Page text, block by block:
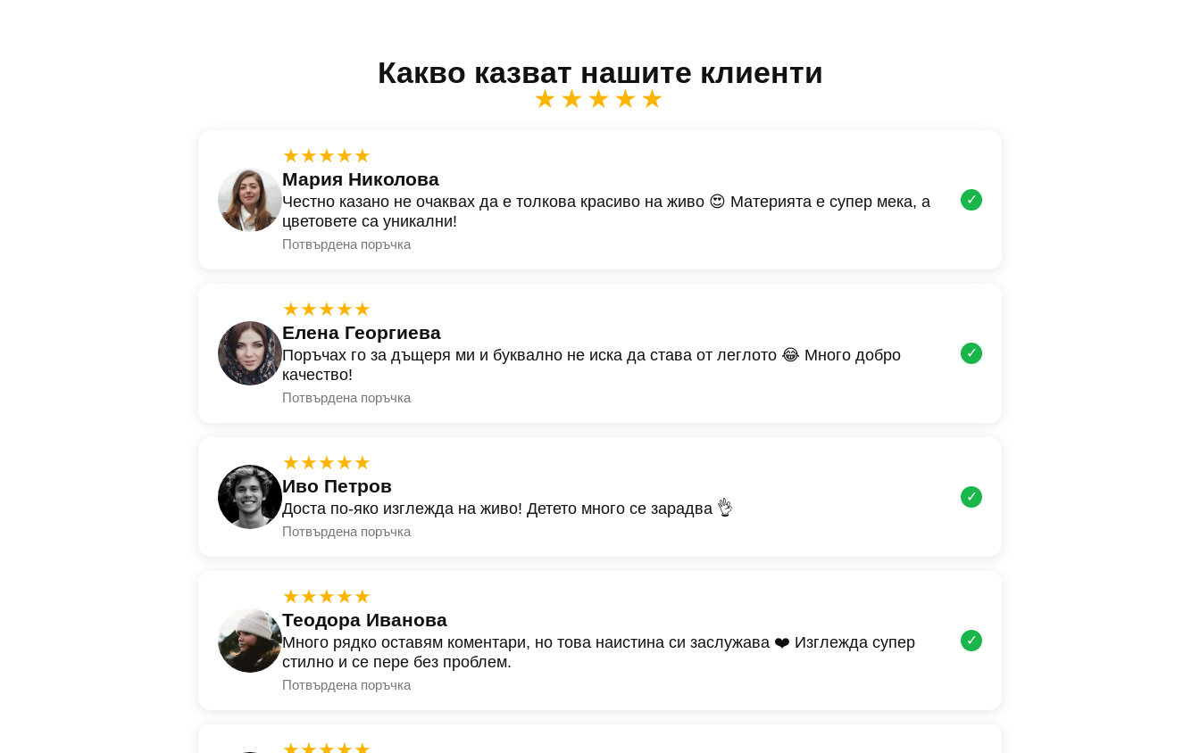
Какво казват нашите клиенти
★★★★★
★★★★★
Мария Николова
Честно казано не очаквах да е толкова красиво на живо 😍 Материята е супер мека, а
цветовете са уникални!
Потвърдена поръчка
✓
★★★★★
Елена Георгиева
Поръчах го за дъщеря ми и буквално не иска да става от леглото 😂 Много добро
качество!
Потвърдена поръчка
✓
★★★★★
Иво Петров
Доста по-яко изглежда на живо! Детето много се зарадва 👌
Потвърдена поръчка
✓
★★★★★
Теодора Иванова
Много рядко оставям коментари, но това наистина си заслужава ❤️ Изглежда супер
стилно и се пере без проблем.
Потвърдена поръчка
✓